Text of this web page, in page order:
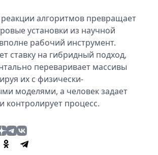
реакции алгоритмов превращает
установки из научной
рабочий инструмент.
ставку на гибридный подход,
переваривает массивы
их с физически-
моделями, а человек задает
контролирует процесс.